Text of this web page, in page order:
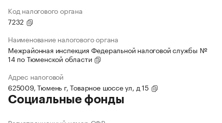
Код налогового органа
7232
Наименование налогового органа
Межрайонная инспекция Федеральной налоговой службы №
14 по Тюменской области
Адрес налоговой
625009, Тюмень г, Товарное шоссе ул, д 15
Социальные фонды